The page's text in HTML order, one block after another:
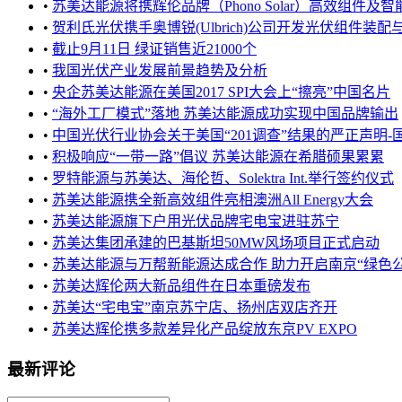
• 苏美达能源将携辉伦品牌（Phono Solar）高效组件及
• 贺利氏光伏携手奥博锐(Ulbrich)公司开发光伏组件装配
• 截止9月11日 绿证销售近21000个
• 我国光伏产业发展前景趋势及分析
• 央企苏美达能源在美国2017 SPI大会上“擦亮”中国名片
• “海外工厂模式”落地 苏美达能源成功实现中国品牌输出
• 中国光伏行业协会关于美国“201调查”结果的严正声明-
• 积极响应“一带一路”倡议 苏美达能源在希腊硕果累累
• 罗特能源与苏美达、海伦哲、Solektra Int.举行签约仪式
• 苏美达能源携全新高效组件亮相澳洲All Energy大会
• 苏美达能源旗下户用光伏品牌宅电宝进驻苏宁
• 苏美达集团承建的巴基斯坦50MW风场项目正式启动
• 苏美达能源与万帮新能源达成合作 助力开启南京“绿色
• 苏美达辉伦两大新品组件在日本重磅发布
• 苏美达“宅电宝”南京苏宁店、扬州店双店齐开
• 苏美达辉伦携多款差异化产品绽放东京PV EXPO
最新评论